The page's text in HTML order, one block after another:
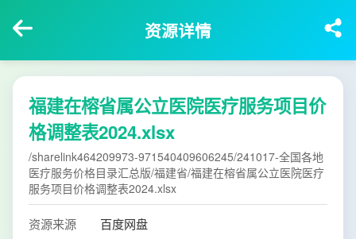
资源详情
福建在榕省属公立医院医疗服务项目价
格调整表2024.xlsx
/sharelink464209973-971540409606245/241017-全国各地
医疗服务价格目录汇总版/福建省/福建在榕省属公立医院医疗
服务项目价格调整表2024.xlsx
资源来源 百度网盘